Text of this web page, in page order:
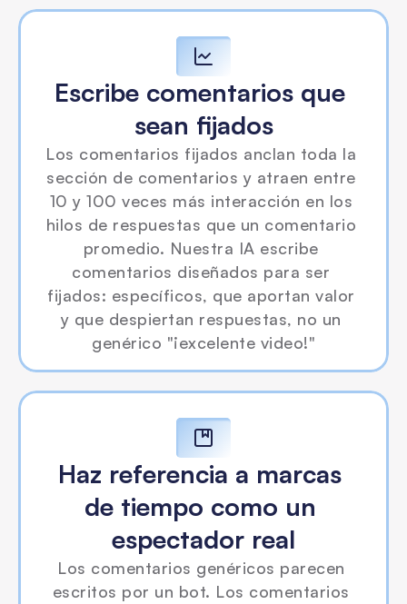
Escribe comentarios que
sean fijados
Los comentarios fijados anclan toda la
sección de comentarios y atraen entre
10 y 100 veces más interacción en los
hilos de respuestas que un comentario
promedio. Nuestra IA escribe
comentarios diseñados para ser
fijados: específicos, que aportan valor
y que despiertan respuestas, no un
genérico "¡excelente video!"
Haz referencia a marcas
de tiempo como un
espectador real
Los comentarios genéricos parecen
escritos por un bot. Los comentarios